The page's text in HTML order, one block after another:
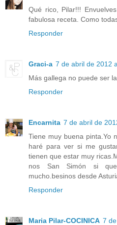
Qué rico, Pilar!!!
fabulosa receta. Como
Responder
Graci-a 7 de abril de 2012
Más gallega no puede ser
Responder
Encarnita 7 de abril de
Tiene muy buena pinta.Yo
haré para ver si me
tienen que estar muy
nos San Simón si
mucho.besinos desde
Responder
Maria Pilar-COCINICA 7